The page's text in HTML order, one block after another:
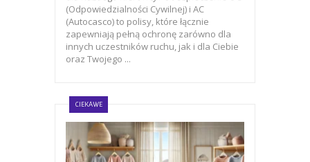
(Odpowiedzialności Cywilnej) i AC
(Autocasco) to polisy, które łącznie
zapewniają pełną ochronę zarówno dla
innych uczestników ruchu, jak i dla Ciebie
oraz Twojego ...
CIEKAWE